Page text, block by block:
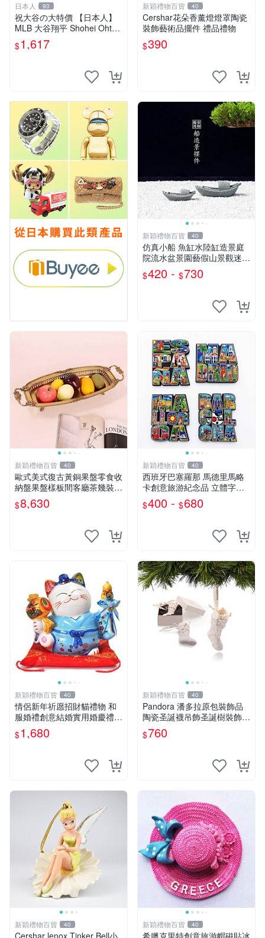
日本人 93
祝大谷の大特價 【日本人】
MLB 大谷翔平 Shohei Ohtan
i 2023 MVP 獎紀念鑰匙圈。
MLB官方紀念限定商品。限1
$1,617
新穎禮物百貨 40
Cershar花朵香薰燈燈罩陶瓷
裝飾藝術品擺件 禮品禮物
$390
新穎禮物百貨 40
仿真小船 魚缸水陸缸造景庭
院流水盆景園藝假山景觀迷你
裝飾
$420 - $730
新穎禮物百貨 40
歐式美式復古黃銅果盤零食收
納盤果盤樣板間客廳茶幾裝飾
擺件
$8,630
新穎禮物百貨 40
西班牙巴塞羅那 馬德里馬略
卡創意旅游紀念品 立體字母
磁性冰箱貼
$400 - $680
新穎禮物百貨 40
情侶新年祈愿招財貓禮物 和
服婚禮創意結婚實用婚慶禮品
擺件禮物
$1,680
新穎禮物百貨 40
Pandora 潘多拉原包裝飾品
陶瓷圣誕襪吊飾圣誕樹裝飾掛
件節日禮物
$760
新穎禮物百貨 40 新穎禮物百貨 40